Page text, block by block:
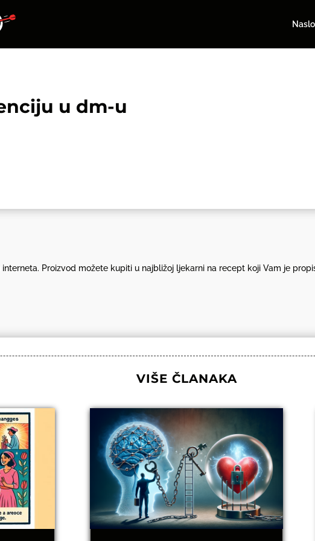
u dm-u
Proizvod možete kupiti u najbližoj ljekarni na recept koji Vam je
VIŠE ČLANAKA